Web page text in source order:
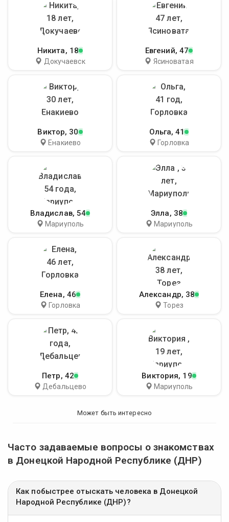
Никита, 18
Докучаевск
Евгений, 47
Ясиноватая
Виктор, 30
Енакиево
Ольга, 41
Горловка
Владислав, 54
Мариуполь
Элла, 38
Мариуполь
Елена, 46
Горловка
Александр, 38
Торез
Петр, 42
Дебальцево
Виктория, 19
Мариуполь
Может быть интересно
Часто задаваемые вопросы о знакомствах
в Донецкой Народной Республике (ДНР)
Как побыстрее отыскать человека в Донецкой
Народной Республике (ДНР)?